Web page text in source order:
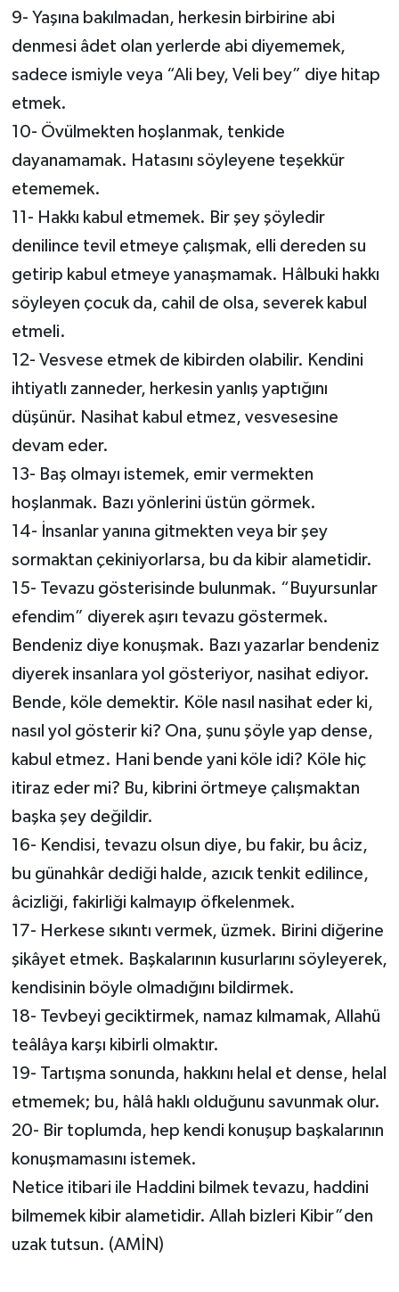
9- Yaşına bakılmadan, herkesin birbirine abi
denmesi âdet olan yerlerde abi diyememek,
sadece ismiyle veya “Ali bey, Veli bey” diye hitap
etmek.
10- Övülmekten hoşlanmak, tenkide
dayanamamak. Hatasını söyleyene teşekkür
etememek.
11- Hakkı kabul etmemek. Bir şey şöyledir
denilince tevil etmeye çalışmak, elli dereden su
getirip kabul etmeye yanaşmamak. Hâlbuki hakkı
söyleyen çocuk da, cahil de olsa, severek kabul
etmeli.
12- Vesvese etmek de kibirden olabilir. Kendini
ihtiyatlı zanneder, herkesin yanlış yaptığını
düşünür. Nasihat kabul etmez, vesvesesine
devam eder.
13- Baş olmayı istemek, emir vermekten
hoşlanmak. Bazı yönlerini üstün görmek.
14- İnsanlar yanına gitmekten veya bir şey
sormaktan çekiniyorlarsa, bu da kibir alametidir.
15- Tevazu gösterisinde bulunmak. “Buyursunlar
efendim” diyerek aşırı tevazu göstermek.
Bendeniz diye konuşmak. Bazı yazarlar bendeniz
diyerek insanlara yol gösteriyor, nasihat ediyor.
Bende, köle demektir. Köle nasıl nasihat eder ki,
nasıl yol gösterir ki? Ona, şunu şöyle yap dense,
kabul etmez. Hani bende yani köle idi? Köle hiç
itiraz eder mi? Bu, kibrini örtmeye çalışmaktan
başka şey değildir.
16- Kendisi, tevazu olsun diye, bu fakir, bu âciz,
bu günahkâr dediği halde, azıcık tenkit edilince,
âcizliği, fakirliği kalmayıp öfkelenmek.
17- Herkese sıkıntı vermek, üzmek. Birini diğerine
şikâyet etmek. Başkalarının kusurlarını söyleyerek,
kendisinin böyle olmadığını bildirmek.
18- Tevbeyi geciktirmek, namaz kılmamak, Allahü
teâlâya karşı kibirli olmaktır.
19- Tartışma sonunda, hakkını helal et dense, helal
etmemek; bu, hâlâ haklı olduğunu savunmak olur.
20- Bir toplumda, hep kendi konuşup başkalarının
konuşmamasını istemek.
Netice itibari ile Haddini bilmek tevazu, haddini
bilmemek kibir alametidir. Allah bizleri Kibir”den
uzak tutsun. (AMİN)